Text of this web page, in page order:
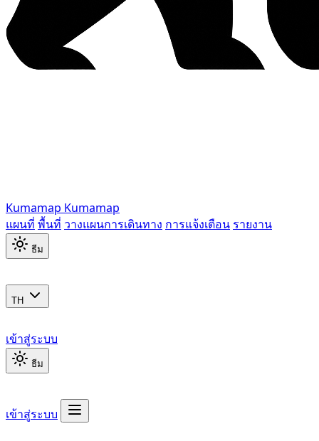
Kumamap Kumamap
แผนที่ พื้นที่ วางแผนการเดินทาง การแจ้งเตือน รายงาน
ธีม
TH
เข้าสู่ระบบ
ธีม
เข้าสู่ระบบ